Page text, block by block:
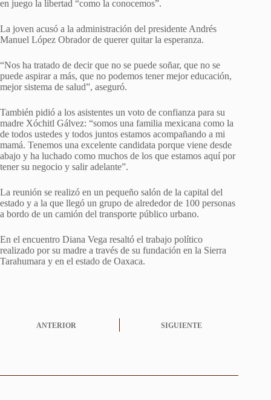
en juego la libertad “como la conocemos”.
La joven acusó a la administración del presidente Andrés
Manuel López Obrador de querer quitar la esperanza.
“Nos ha tratado de decir que no se puede soñar, que no se
puede aspirar a más, que no podemos tener mejor educación,
mejor sistema de salud”, aseguró.
También pidió a los asistentes un voto de confianza para su
madre Xóchitl Gálvez: “somos una familia mexicana como la
de todos ustedes y todos juntos estamos acompañando a mi
mamá. Tenemos una excelente candidata porque viene desde
abajo y ha luchado como muchos de los que estamos aquí por
tener su negocio y salir adelante”.
La reunión se realizó en un pequeño salón de la capital del
estado y a la que llegó un grupo de alrededor de 100 personas
a bordo de un camión del transporte público urbano.
En el encuentro Diana Vega resaltó el trabajo político
realizado por su madre a través de su fundación en la Sierra
Tarahumara y en el estado de Oaxaca.
ANTERIOR SIGUIENTE